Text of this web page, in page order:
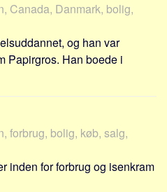
Canada, Danmark, bolig,
og han var
Papirgros. Han boede i
forbrug, bolig, køb, salg,
inden for forbrug og isenkram